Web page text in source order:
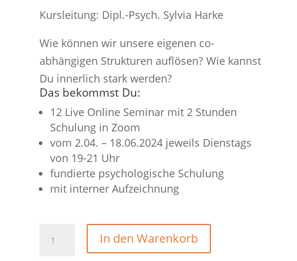
Kursleitung: Dipl.-Psych. Sylvia Harke
Wie können wir unsere eigenen co-
abhängigen Strukturen auflösen? Wie kannst
Du innerlich stark werden?
Das bekommst Du:
12 Live Online Seminar mit 2 Stunden
Schulung in Zoom
vom 2.04. – 18.06.2024 jeweils Dienstags
von 19-21 Uhr
fundierte psychologische Schulung
mit interner Aufzeichnung
In den Warenkorb